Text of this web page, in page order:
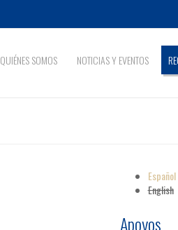
QUIÉNES SOMOS NOTICIAS Y EVENTOS
Español
English
Apoyos